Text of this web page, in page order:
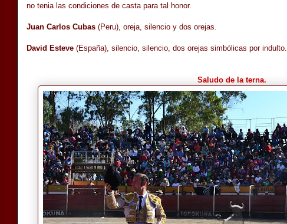
no tenia las condiciones de casta para tal honor.
Juan Carlos Cubas (Peru), oreja, silencio y dos orejas.
David Esteve (España), silencio, silencio, dos orejas simbólicas por indulto.
Saludo de la terna.